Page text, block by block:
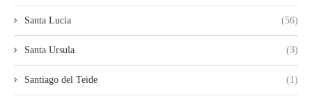
Santa Lucia (56)
Santa Ursula (3)
Santiago del Teide (1)